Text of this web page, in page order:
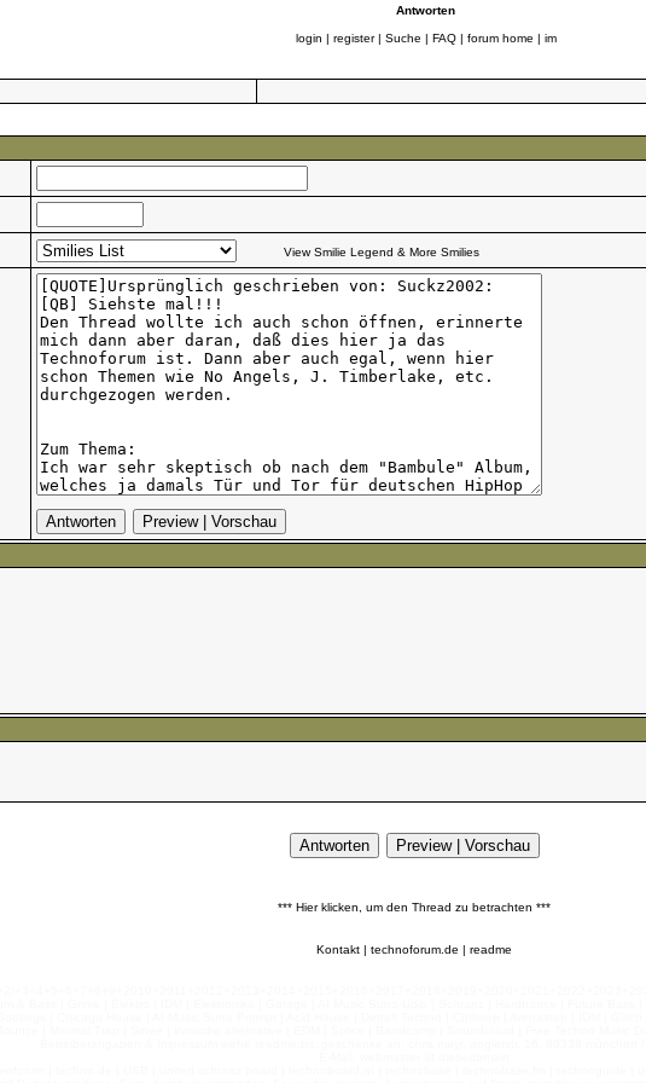
Antworten
login | register | Suche | FAQ| forum home | im
View Smilie Legend & More Smilies
*** Hier klicken, um den Thread zu betrachten ***
Kontakt | technoforum.de | readme